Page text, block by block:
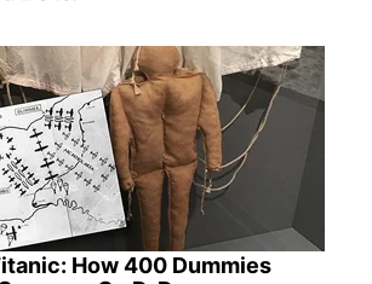
How 400 Dummies